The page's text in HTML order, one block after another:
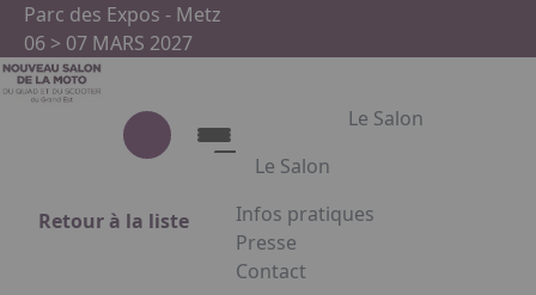
Aller au contenu principal
Parc des Expos - Metz
06 > 07 MARS 2027
Le Salon
Le Salon
Le Salon
Présentation du salon
Infos pratiques
Presse
Contact
Retour à la liste
Panneau de gestion des cookies